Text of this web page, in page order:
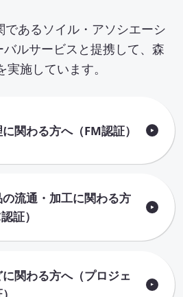
あるソイル・アソシエーシ
バルサービスと提携して、森
施しています。
関わる方へ（FM認証）
流通・加工に関わる方
証）
関わる方へ（プロジェ